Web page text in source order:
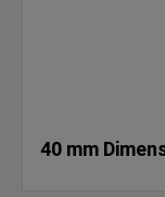
40 mm